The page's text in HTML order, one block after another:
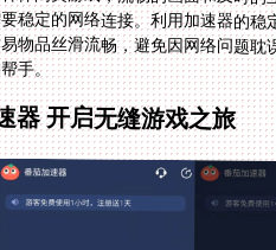
手。
器 开启无缝游戏之旅